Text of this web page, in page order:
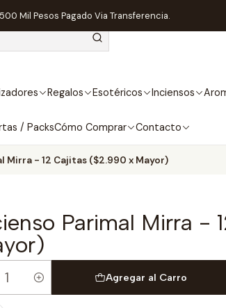
Regalos Esotéricos Inciensos
/ PacksCómo Comprar Contacto
Mil Pesos Pagado Via Transferencia.
Mirra - 12 Cajitas ($2.990 x Mayor)
Parimal Mirra -
Agregar al Carro